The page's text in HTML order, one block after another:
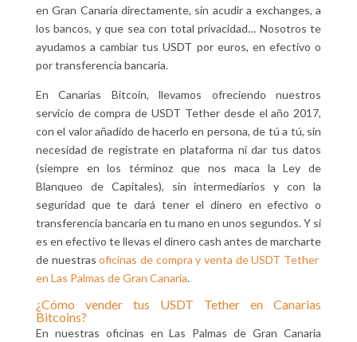
en Gran Canaria directamente, sin acudir a exchanges, a
los bancos, y que sea con total privacidad… Nosotros te
ayudamos a cambiar tus USDT por euros, en efectivo o
por transferencia bancaria.
En Canarias Bitcoin, llevamos ofreciendo nuestros
servicio de compra de USDT Tether desde el año 2017,
con el valor añadido de hacerlo en persona, de tú a tú, sin
necesidad de registrate en plataforma ni dar tus datos
(siempre en los términoz que nos maca la Ley de
Blanqueo de Capitales), sin intermediarios y con la
seguridad que te dará tener el dinero en efectivo o
transferencia bancaria en tu mano en unos segundos. Y si
es en efectivo te llevas el dinero cash antes de marcharte
de nuestrasoficinas de compra y venta de USDT Tether
en Las Palmas de Gran Canaria.
¿Cómo vender tus USDT Tether en Canarias
Bitcoins?
En nuestras oficinas en Las Palmas de Gran Canaria